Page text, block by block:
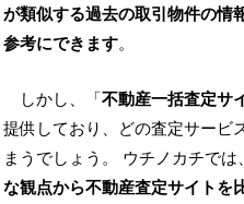
が類似する過去の取引物件の情
参考にできます。
しかし、「不動産一括査定サ
提供しており、どの査定サービ
まうでしょう。 ウチノカチでは、
な観点から不動産査定サイトを